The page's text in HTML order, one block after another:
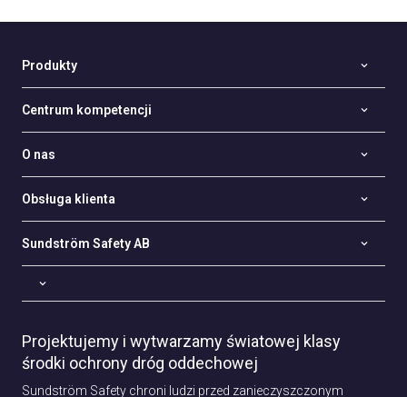
Produkty
Centrum kompetencji
O nas
Obsługa klienta
Sundström Safety AB
Projektujemy i wytwarzamy światowej klasy
środki ochrony dróg oddechowej
Sundström Safety chroni ludzi przed zanieczyszczonym